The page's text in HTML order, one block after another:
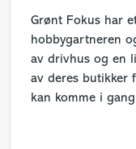
Grønt Fokus har
hobbygartneren
av drivhus og en
av deres butikker
kan komme i